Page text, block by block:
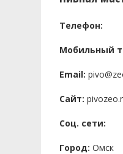
Телефон:
Мобильный
Email:
Сайт:
Соц. сети:
Город: Омск